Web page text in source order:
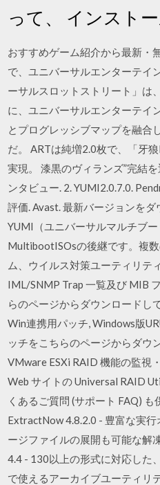
って、 インスト
おすすめゲーム紹介から最新・
で、ユニバーサルエンターテイ
ーサルスロットストリート」は
に、ユニバーサルエンターテイ
とプログレッシブマップを融合
だ。 ARTは純増2.0枚で、「牙
実現。 漆黒のヴィランズ”完結
ンタビュー. 2. YUMI2.0.7.0.
評価. Avast. 最新バージョンをダ
YUMI（ユニバーサルマルチブ
MultibootISOsの後継です。複
ム、ウイルス対策ユーティリテ
IML/SNMP Trap 一覧及び MIB
らのページからダウンロードし
Win連携用パッチ, Windows版
ッチをこちらのページからダウ
VMware ESXi RAID 機能の監視
Web サイトの Universal RAID
くあるご質問 (サポート FAQ) も
ExtractNow 4.8.2.0 - 豊富な実
ージファイルの展開も可能な解
4.4 - 130以上の形式に対応した
で使えるアーカイブユーティリ